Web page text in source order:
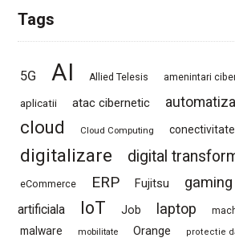
Tags
5G AI Allied Telesis amenintari
aplicatii atac cibernetic
cloud Cloud Computing conectivitate
digitalizare digital
eCommerce ERP Fujitsu gaming
artificiala
IoT Job laptop
malware mobilitate Orange protectie